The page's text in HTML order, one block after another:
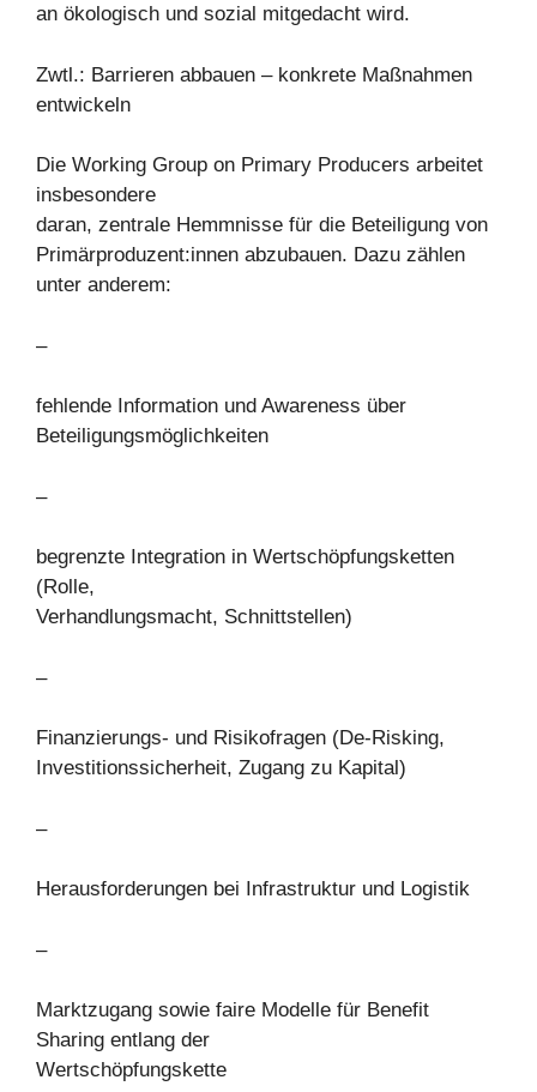
an ökologisch und sozial mitgedacht wird.
Zwtl.: Barrieren abbauen – konkrete Maßnahmen
entwickeln
Die Working Group on Primary Producers arbeitet
insbesondere
daran, zentrale Hemmnisse für die Beteiligung von
Primärproduzent:innen abzubauen. Dazu zählen
unter anderem:
–
fehlende Information und Awareness über
Beteiligungsmöglichkeiten
–
begrenzte Integration in Wertschöpfungsketten
(Rolle,
Verhandlungsmacht, Schnittstellen)
–
Finanzierungs- und Risikofragen (De-Risking,
Investitionssicherheit, Zugang zu Kapital)
–
Herausforderungen bei Infrastruktur und Logistik
–
Marktzugang sowie faire Modelle für Benefit
Sharing entlang der
Wertschöpfungskette